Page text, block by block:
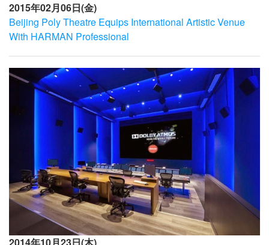
2015年02月06日(金)
Beijing Poly Theatre Equips International Artistic Venue
With HARMAN Professional